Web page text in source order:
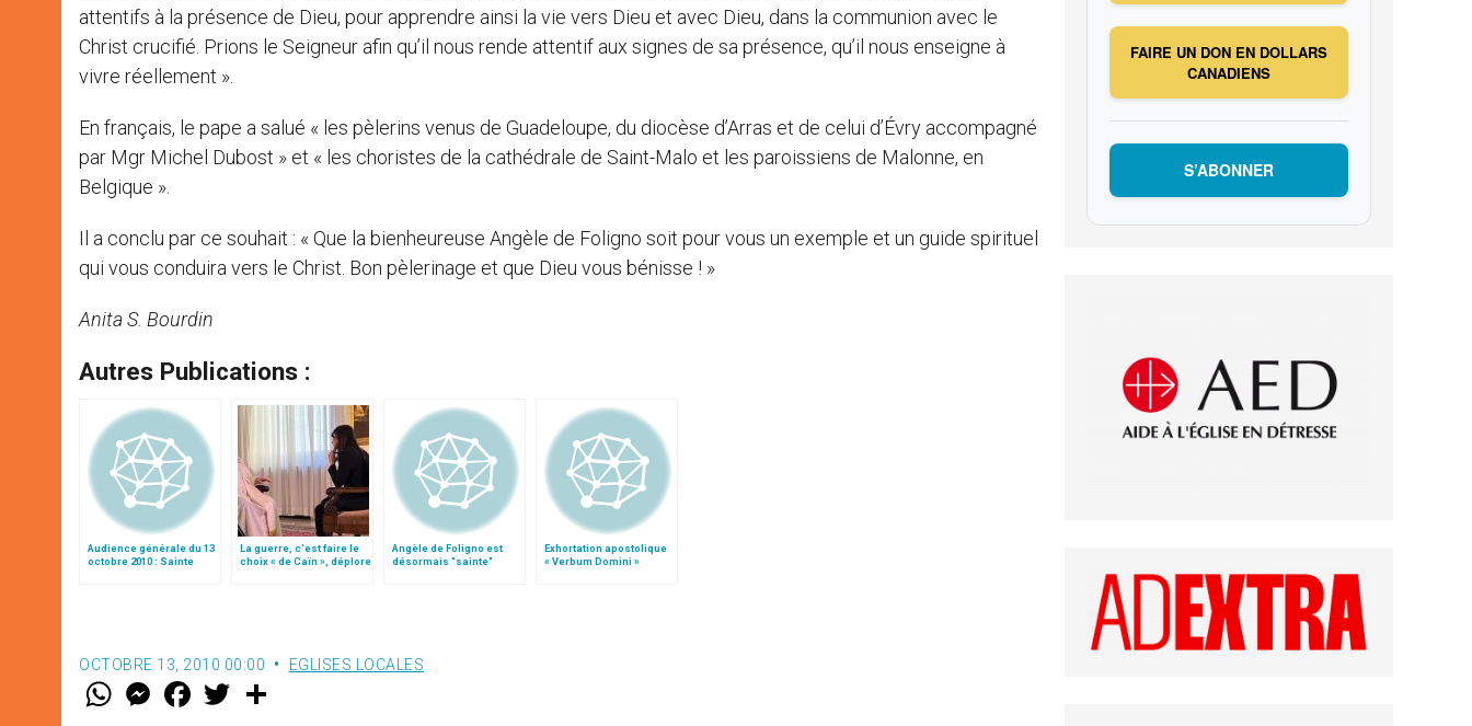
attentifs à la présence de Dieu, pour apprendre ainsi la vie vers Dieu et avec Dieu, dans la communion avec le
Christ crucifié. Prions le Seigneur afin qu’il nous rende attentif aux signes de sa présence, qu’il nous enseigne à
vivre réellement ».
En français, le pape a salué « les pèlerins venus de Guadeloupe, du diocèse d’Arras et de celui d’Évry accompagné
par Mgr Michel Dubost » et « les choristes de la cathédrale de Saint-Malo et les paroissiens de Malonne, en
Belgique ».
Il a conclu par ce souhait : « Que la bienheureuse Angèle de Foligno soit pour vous un exemple et un guide spirituel
qui vous conduira vers le Christ. Bon pèlerinage et que Dieu vous bénisse ! »
Anita S. Bourdin
Autres Publications :
Audience générale du 13
octobre 2010 : Sainte
La guerre, c’est faire le
choix « de Caïn », déplore
Angèle de Foligno est
désormais "sainte"
Exhortation apostolique
« Verbum Domini »
OCTOBRE 13, 2010 00:00 EGLISES LOCALES
W M
e
F
a w
FAIRE UN DON EN DOLLARS
CANADIENS
S’ABONNER